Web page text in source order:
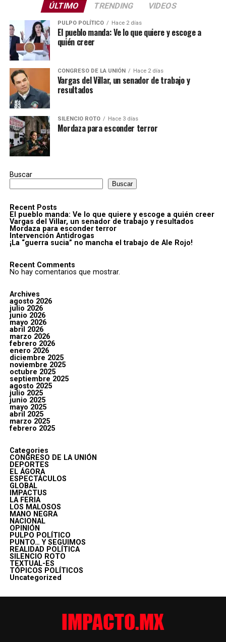
ÚLTIMO TRENDING VIDEOS
PULPO POLÍTICO Hace 2 días
El pueblo manda: Ve lo que quiere y escoge a
quién creer
CONGRESO DE LA UNIÓN Hace 2 días
Vargas del Villar, un senador de trabajo y
resultados
SILENCIO ROTO Hace 3 días
Mordaza para esconder terror
Buscar
Buscar
Recent Posts
El pueblo manda: Ve lo que quiere y escoge a quién creer
Vargas del Villar, un senador de trabajo y resultados
Mordaza para esconder terror
Intervención Antidrogas
¡La “guerra sucia” no mancha el trabajo de Ale Rojo!
Recent Comments
No hay comentarios que mostrar.
Archives
agosto 2026
julio 2026
junio 2026
mayo 2026
abril 2026
marzo 2026
febrero 2026
enero 2026
diciembre 2025
noviembre 2025
octubre 2025
septiembre 2025
agosto 2025
julio 2025
junio 2025
mayo 2025
abril 2025
marzo 2025
febrero 2025
Categories
CONGRESO DE LA UNIÓN
DEPORTES
EL ÁGORA
ESPECTÁCULOS
GLOBAL
IMPACTUS
LA FERIA
LOS MALOSOS
MANO NEGRA
NACIONAL
OPINIÓN
PULPO POLÍTICO
PUNTO… Y SEGUIMOS
REALIDAD POLÍTICA
SILENCIO ROTO
TEXTUAL-ES
TÓPICOS POLÍTICOS
Uncategorized